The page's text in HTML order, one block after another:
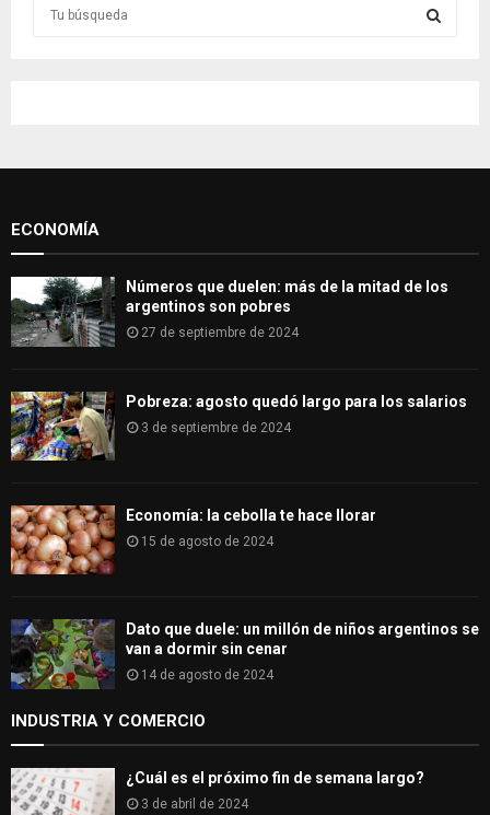
o
H
ECONOMÍA
Números que duelen: más de la mitad de los
argentinos son pobres
27 de septiembre de 2024
Pobreza: agosto quedó largo para los salarios
3 de septiembre de 2024
Economía: la cebolla te hace llorar
15 de agosto de 2024
Dato que duele: un millón de niños argentinos se
van a dormir sin cenar
14 de agosto de 2024
INDUSTRIA Y COMERCIO
¿Cuál es el próximo fin de semana largo?
3 de abril de 2024